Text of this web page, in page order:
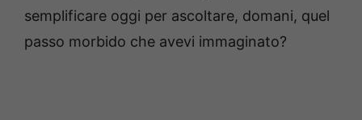
semplificare oggi per ascoltare, domani, quel
passo morbido che avevi immaginato?